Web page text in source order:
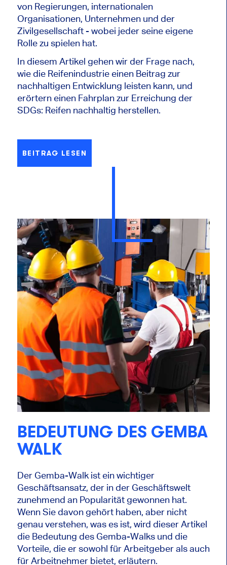
von Regierungen, internationalen
Organisationen, Unternehmen und der
Zivilgesellschaft - wobei jeder seine eigene
Rolle zu spielen hat.
In diesem Artikel gehen wir der Frage nach,
wie die Reifenindustrie einen Beitrag zur
nachhaltigen Entwicklung leisten kann, und
erörtern einen Fahrplan zur Erreichung der
SDGs: Reifen nachhaltig herstellen.
BEITRAG LESEN
BEDEUTUNG DES GEMBA
WALK
Der Gemba-Walk ist ein wichtiger
Geschäftsansatz, der in der Geschäftswelt
zunehmend an Popularität gewonnen hat.
Wenn Sie davon gehört haben, aber nicht
genau verstehen, was es ist, wird dieser Artikel
die Bedeutung des Gemba-Walks und die
Vorteile, die er sowohl für Arbeitgeber als auch
für Arbeitnehmer bietet, erläutern.